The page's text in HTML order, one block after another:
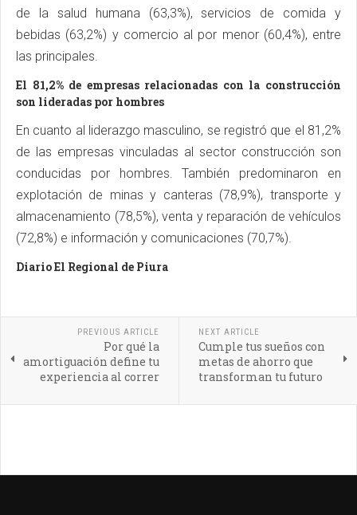
de la salud humana (63,3%), servicios de comida y
bebidas (63,2%) y comercio al por menor (60,4%), entre
las principales.
El 81,2% de empresas relacionadas con la construcción
son lideradas por hombres
En cuanto al liderazgo masculino, se registró que el 81,2%
de las empresas vinculadas al sector construcción son
conducidas por hombres. También predominaron en
explotación de minas y canteras (78,9%), transporte y
almacenamiento (78,5%), venta y reparación de vehículos
(72,8%) e información y comunicaciones (70,7%).
Diario El Regional de Piura
PREVIOUS ARTICLE
Por qué la
amortiguación define tu
experiencia al correr
NEXT ARTICLE
Cumple tus sueños con
metas de ahorro que
transforman tu futuro